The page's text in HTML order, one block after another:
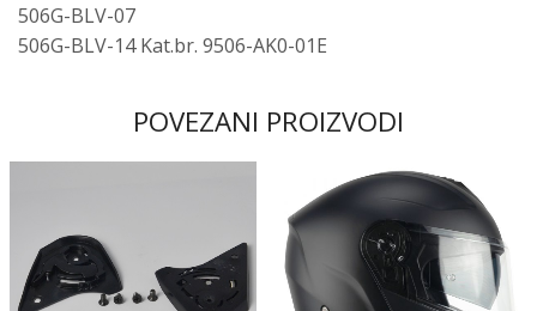
506G-BLV-07
506G-BLV-14 Kat.br. 9506-AK0-01E
POVEZANI PROIZVODI